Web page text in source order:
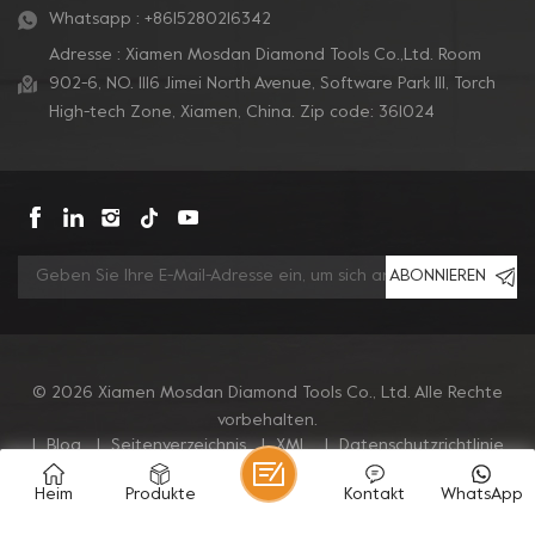
Whatsapp : +8615280216342
Adresse : Xiamen Mosdan Diamond Tools Co.,Ltd. Room
902-6, NO. 1116 Jimei North Avenue, Software Park Ill, Torch
High-tech Zone, Xiamen, China. Zip code: 361024
ABONNIEREN
© 2026 Xiamen Mosdan Diamond Tools Co., Ltd. Alle Rechte
vorbehalten.
|
Blog | Seitenverzeichnis | XML | Datenschutzrichtlinie
Heim Produkte WhatsApp
Kontakt